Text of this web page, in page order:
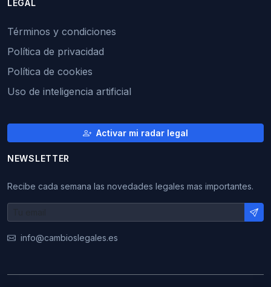
LEGAL
Términos y condiciones
Política de privacidad
Política de cookies
Uso de inteligencia artificial
Activar mi radar legal
NEWSLETTER
Recibe cada semana las novedades legales mas importantes.
info@cambioslegales.es